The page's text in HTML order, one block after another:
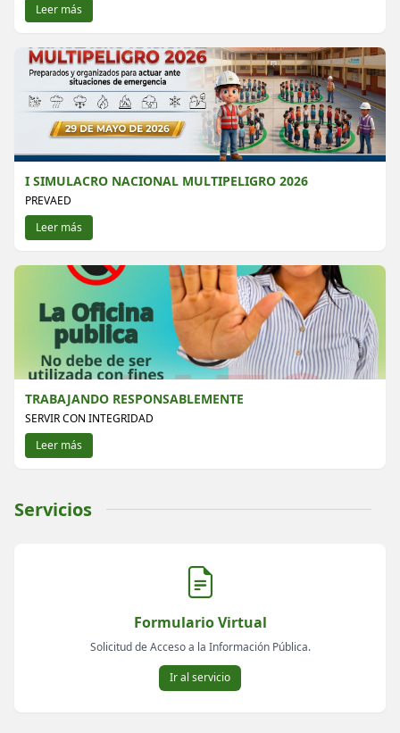
Leer más
I SIMULACRO NACIONAL MULTIPELIGRO 2026
PREVAED
Leer más
TRABAJANDO RESPONSABLEMENTE
SERVIR CON INTEGRIDAD
Leer más
Servicios
Formulario Virtual
Solicitud de Acceso a la Información Pública.
Ir al servicio